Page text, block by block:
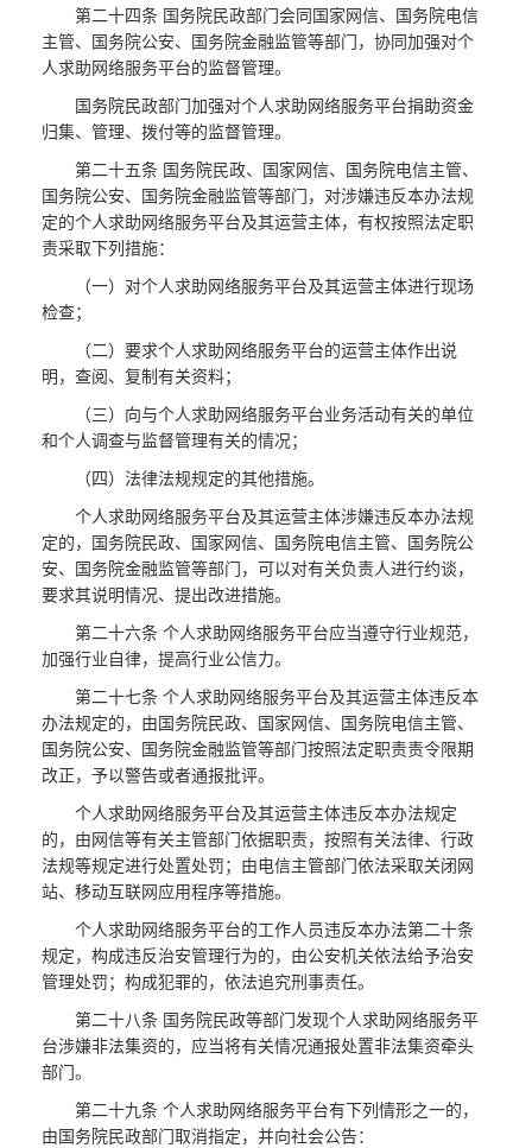
第二十四条 国务院民政部门会同国家网信、国务院电信
主管、国务院公安、国务院金融监管等部门，协同加强对个
人求助网络服务平台的监督管理。
国务院民政部门加强对个人求助网络服务平台捐助资金
归集、管理、拨付等的监督管理。
第二十五条 国务院民政、国家网信、国务院电信主管、
国务院公安、国务院金融监管等部门，对涉嫌违反本办法规
定的个人求助网络服务平台及其运营主体，有权按照法定职
责采取下列措施：
（一）对个人求助网络服务平台及其运营主体进行现场
检查；
（二）要求个人求助网络服务平台的运营主体作出说
明，查阅、复制有关资料；
（三）向与个人求助网络服务平台业务活动有关的单位
和个人调查与监督管理有关的情况；
（四）法律法规规定的其他措施。
个人求助网络服务平台及其运营主体涉嫌违反本办法规
定的，国务院民政、国家网信、国务院电信主管、国务院公
安、国务院金融监管等部门，可以对有关负责人进行约谈，
要求其说明情况、提出改进措施。
第二十六条 个人求助网络服务平台应当遵守行业规范，
加强行业自律，提高行业公信力。
第二十七条 个人求助网络服务平台及其运营主体违反本
办法规定的，由国务院民政、国家网信、国务院电信主管、
国务院公安、国务院金融监管等部门按照法定职责责令限期
改正，予以警告或者通报批评。
个人求助网络服务平台及其运营主体违反本办法规定
的，由网信等有关主管部门依据职责，按照有关法律、行政
法规等规定进行处置处罚；由电信主管部门依法采取关闭网
站、移动互联网应用程序等措施。
个人求助网络服务平台的工作人员违反本办法第二十条
规定，构成违反治安管理行为的，由公安机关依法给予治安
管理处罚；构成犯罪的，依法追究刑事责任。
第二十八条 国务院民政等部门发现个人求助网络服务平
台涉嫌非法集资的，应当将有关情况通报处置非法集资牵头
部门。
第二十九条 个人求助网络服务平台有下列情形之一的，
由国务院民政部门取消指定，并向社会公告：